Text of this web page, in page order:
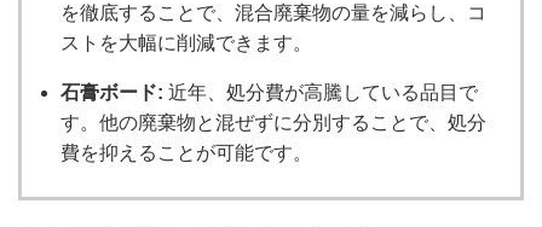
を徹底することで、混合廃棄物の量を減らし、コ
ストを大幅に削減できます。
石膏ボード: 近年、処分費が高騰している品目で
す。他の廃棄物と混ぜずに分別することで、処分
費を抑えることが可能です。